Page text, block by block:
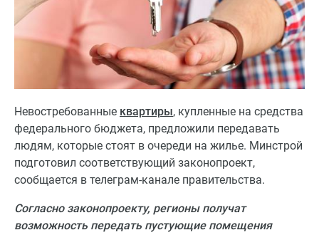
Невостребованные квартиры, купленные на средства
федерального бюджета, предложили передавать
людям, которые стоят в очереди на жилье. Минстрой
подготовил соответствующий законопроект,
сообщается в телеграм-канале правительства.
Согласно законопроекту, регионы получат
возможность передать пустующие помещения